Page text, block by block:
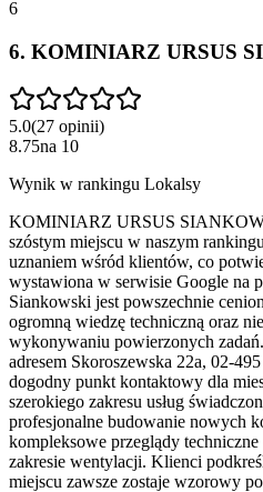
6
6. KOMINIARZ URSUS
5.0(27 opinii)
8.75na 10
Wynik w rankingu Lokalsy
KOMINIARZ URSUS
szóstym miejscu w naszym
uznaniem wśród klientów, co
wystawiona w serwisie Google na
Siankowski jest powszechnie
ogromną wiedzę techniczną oraz
wykonywaniu powierzonych
adresem Skoroszewska 22a, 02-
dogodny punkt kontaktowy dla
szerokiego zakresu usług
profesjonalne budowanie nowych
kompleksowe przeglądy
zakresie wentylacji. Klienci
miejscu zawsze zostaje wzorowy